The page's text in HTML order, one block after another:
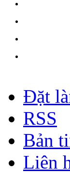
Đặt
RSS
Bản
Liên